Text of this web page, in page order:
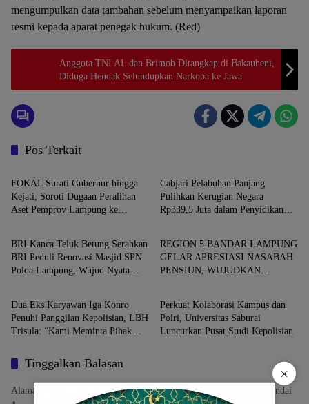
mengumpulkan data tambahan sebelum menyampaikan laporan
resmi kepada aparat penegak hukum. (Red)
Anggota TNI AL dan Brimob Ditangkap di Bakauheni,
Diduga Hendak Selundupkan Narkoba ke Jawa
Pos Terkait
Kota Bandar Lampung
FOKAL Surati Gubernur hingga
Kejati, Soroti Dugaan Peralihan
Aset Pemprov Lampung ke
Cabjari Pelabuhan Panjang
Pulihkan Kerugian Negara
Rp339,5 Juta dalam Penyidikan
Kota Bandar Lampung
BRI Kanca Teluk Betung Serahkan
BRI Peduli Renovasi Masjid SPN
Polda Lampung, Wujud Nyata
Kota Bandar Lampung
REGION 5 BANDAR LAMPUNG
GELAR APRESIASI NASABAH
PENSIUN, WUJUDKAN
Kota Bandar Lampung
Dua Eks Karyawan Iga Konro
Penuhi Panggilan Kepolisian, LBH
Trisula: “Kami Meminta Pihak
Kota Bandar Lampung
Perkuat Kolaborasi Kampus dan
Polri, Universitas Saburai
Luncurkan Pusat Studi Kepolisian
Tinggalkan Balasan
Alamat email Anda tidak akan dipublikasikan. Ruas yang wajib ditandai
×